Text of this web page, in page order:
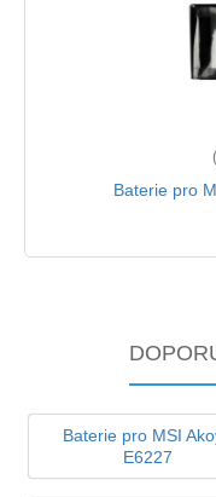
Baterie pro
Baterie pro MSI
E6227